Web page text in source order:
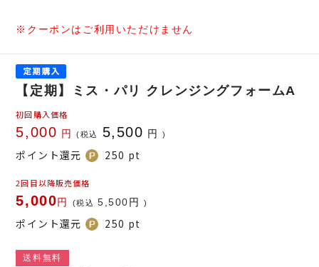
※クーポンはご利用いただけません
【定期】ミス・パリ クレンジングフォームA
初回購入価格
5,000 円 (税込 5,500 円 )
ポイント還元 250 pt
2回目以降販売価格
5,000円 (税込5,500円 )
ポイント還元 250 pt
送料無料